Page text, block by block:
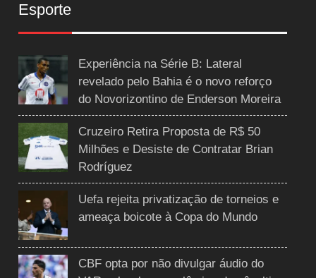
Esporte
Experiência na Série B: Lateral
revelado pelo Bahia é o novo reforço
do Novorizontino de Enderson Moreira
Cruzeiro Retira Proposta de R$ 50
Milhões e Desiste de Contratar Brian
Rodríguez
Uefa rejeita privatização de torneios e
ameaça boicote à Copa do Mundo
CBF opta por não divulgar áudio do